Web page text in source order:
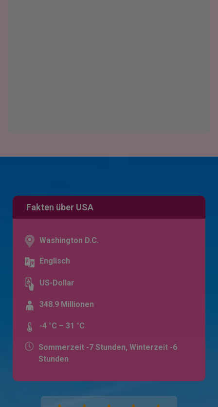
Fakten über USA
Washington D.C.
Englisch
US-Dollar
348.9 Millionen
-4 °C – 31 °C
Sommerzeit -7 Stunden, Winterzeit -6
Stunden